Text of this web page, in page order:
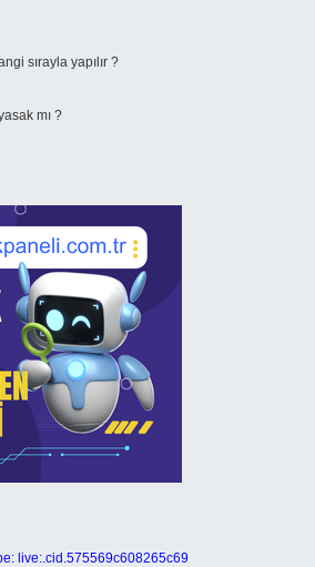
sırayla yapılır ?
mı ?
live:.cid.575569c608265c69